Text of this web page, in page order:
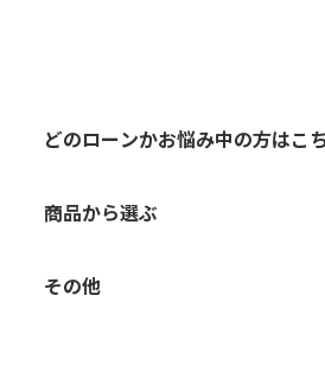
どのローンかお悩み中の方はこ
ローンチャート
お使いみちから選ぶ
商品から選ぶ
フリーローン
その他